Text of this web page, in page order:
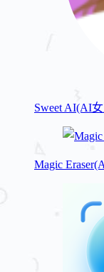
Sweet AI(AI
Magic